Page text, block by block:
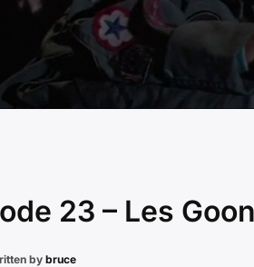
23 – Les
by bruce